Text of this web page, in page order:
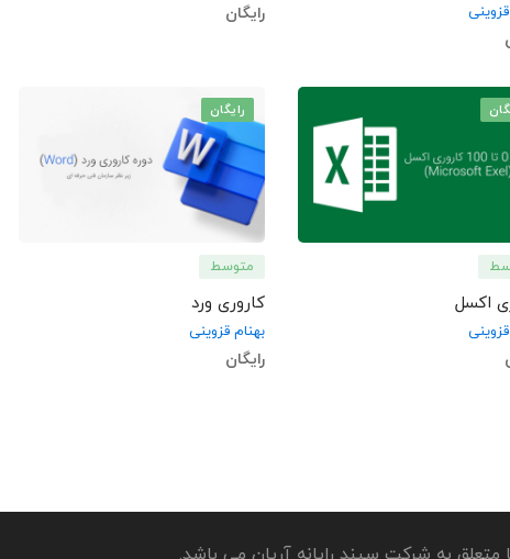
رایگان
اکسل
رایگان
متوسط
کاروری ورد
بهنام قزوینی
رایگان